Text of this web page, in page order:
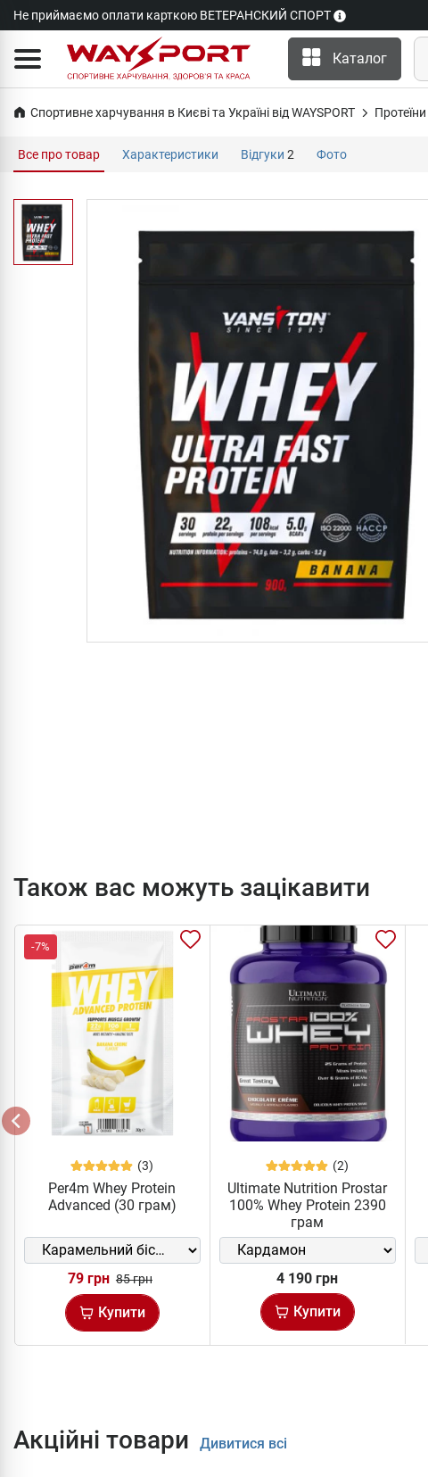
Не приймаємо оплати карткою ВЕТЕРАНСКИЙ СПОРТ
Каталог
Спортивне харчування в Києві та Україні від WAYSPORT Протеїни
Все про товар Характеристики Відгуки 2 Фото
Також вас можуть зацікавити
-7%
(3)
Per4m Whey Protein
Advanced (30 грам)
79 грн 85 грн
Купити
(2)
Ultimate Nutrition Prostar
100% Whey Protein 2390
грам
4 190 грн
Купити
Акційні товари Дивитися всі